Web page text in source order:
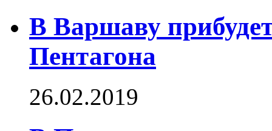
В Варшаву
Пентагона
26.02.2019